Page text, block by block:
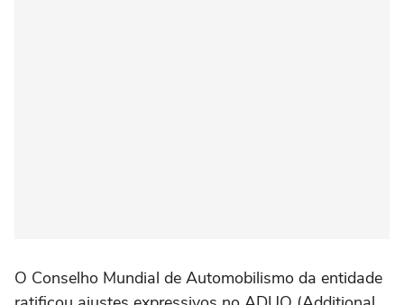
O Conselho Mundial de Automobilismo da entidade